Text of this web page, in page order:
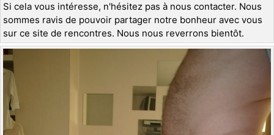
Si cela vous intéresse, n'hésitez pas à nous contacter. Nous
sommes ravis de pouvoir partager notre bonheur avec vous
sur ce site de rencontres. Nous nous reverrons bientôt.